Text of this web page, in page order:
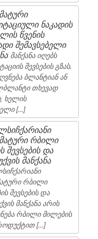
ნაკადის
წვენის
შემავსებელი
მანქანა იღებს
შევსების გზას.
ბლანტიან ან
თხევად
ხელის
[…]
რბილი
შევსების და
მანქანა
რბილი
შევსების და
მანქანა არის
რბილი მილების
[…]